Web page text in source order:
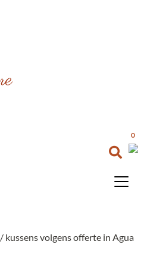
0
/ kussens volgens offerte in Agua